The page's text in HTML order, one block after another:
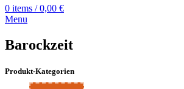
0 items / 0,00 €
Menu
Barockzeit
Produkt-Kategorien